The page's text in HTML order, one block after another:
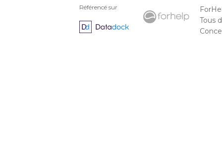
Référencé sur
Tous